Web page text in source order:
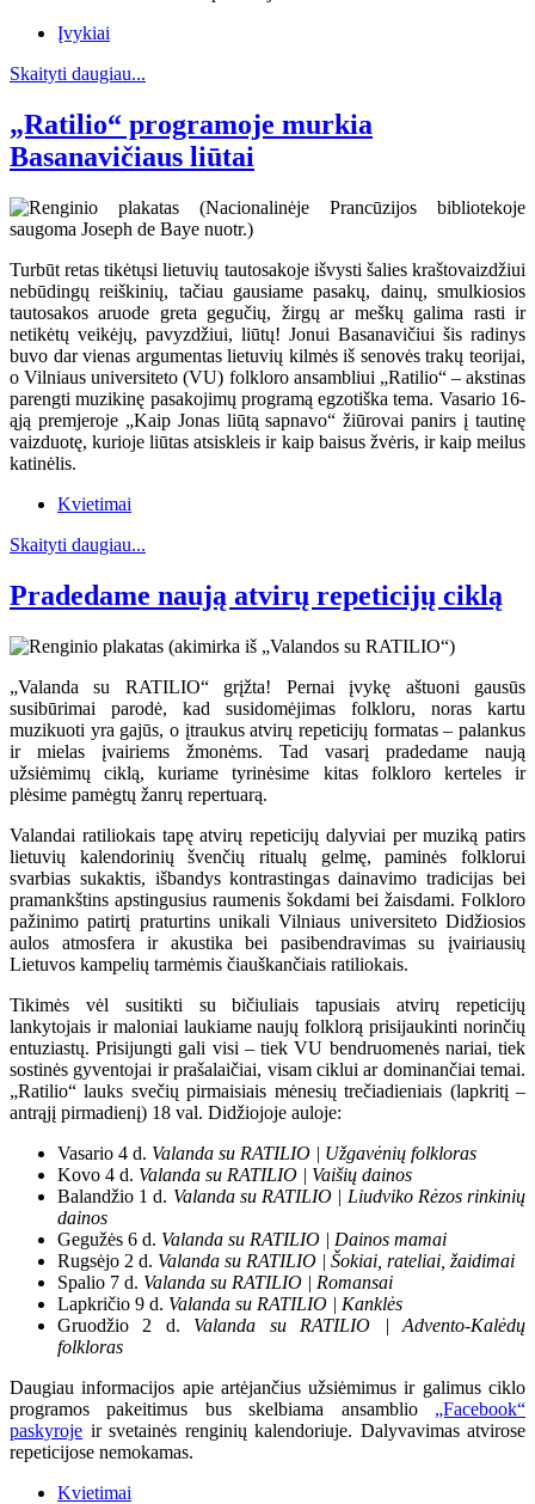
Įvykiai
Skaityti daugiau...
„Ratilio“ programoje murkia
Basanavičiaus liūtai
Turbūt retas tikėtųsi lietuvių tautosakoje išvysti šalies kraštovaizdžiui
nebūdingų reiškinių, tačiau gausiame pasakų, dainų, smulkiosios
tautosakos aruode greta gegučių, žirgų ar meškų galima rasti ir
netikėtų veikėjų, pavyzdžiui, liūtų! Jonui Basanavičiui šis radinys
buvo dar vienas argumentas lietuvių kilmės iš senovės trakų teorijai,
o Vilniaus universiteto (VU) folkloro ansambliui „Ratilio“ – akstinas
parengti muzikinę pasakojimų programą egzotiška tema. Vasario 16-
ąją premjeroje „Kaip Jonas liūtą sapnavo“ žiūrovai panirs į tautinę
vaizduotę, kurioje liūtas atsiskleis ir kaip baisus žvėris, ir kaip meilus
katinėlis.
Kvietimai
Skaityti daugiau...
Pradedame naują atvirų repeticijų ciklą
„Valanda su RATILIO“ grįžta! Pernai įvykę aštuoni gausūs
susibūrimai parodė, kad susidomėjimas folkloru, noras kartu
muzikuoti yra gajūs, o įtraukus atvirų repeticijų formatas – palankus
ir mielas įvairiems žmonėms. Tad vasarį pradedame naują
užsiėmimų ciklą, kuriame tyrinėsime kitas folkloro kerteles ir
plėsime pamėgtų žanrų repertuarą.
Valandai ratiliokais tapę atvirų repeticijų dalyviai per muziką patirs
lietuvių kalendorinių švenčių ritualų gelmę, paminės folklorui
svarbias sukaktis, išbandys kontrastingas dainavimo tradicijas bei
pramankštins apstingusius raumenis šokdami bei žaisdami. Folkloro
pažinimo patirtį praturtins unikali Vilniaus universiteto Didžiosios
aulos atmosfera ir akustika bei pasibendravimas su įvairiausių
Lietuvos kampelių tarmėmis čiauškančiais ratiliokais.
Tikimės vėl susitikti su bičiuliais tapusiais atvirų repeticijų
lankytojais ir maloniai laukiame naujų folklorą prisijaukinti norinčių
entuziastų. Prisijungti gali visi – tiek VU bendruomenės nariai, tiek
sostinės gyventojai ir prašalaičiai, visam ciklui ar dominančiai temai.
„Ratilio“ lauks svečių pirmaisiais mėnesių trečiadieniais (lapkritį –
antrąjį pirmadienį) 18 val. Didžiojoje auloje:
Vasario 4 d. Valanda su RATILIO | Užgavėnių folkloras
Kovo 4 d. Valanda su RATILIO | Vaišių dainos
Balandžio 1 d. Valanda su RATILIO | Liudviko Rėzos rinkinių
dainos
Gegužės 6 d. Valanda su RATILIO | Dainos mamai
Rugsėjo 2 d. Valanda su RATILIO | Šokiai, rateliai, žaidimai
Spalio 7 d. Valanda su RATILIO | Romansai
Lapkričio 9 d. Valanda su RATILIO | Kanklės
Gruodžio 2 d. Valanda su RATILIO | Advento-Kalėdų
folkloras
Daugiau informacijos apie artėjančius užsiėmimus ir galimus ciklo
programos pakeitimus bus skelbiama ansamblio „Facebook“
paskyroje ir svetainės renginių kalendoriuje. Dalyvavimas atvirose
repeticijose nemokamas.
Kvietimai